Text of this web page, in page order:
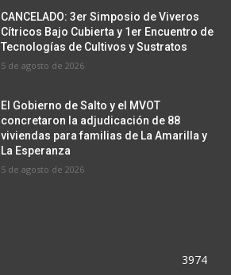
CANCELADO: 3er Simposio de Viveros
Cítricos Bajo Cubierta y 1er Encuentro de
Tecnologías de Cultivos y Sustratos
5 de agosto de 2026
El Gobierno de Salto y el MVOT
concretaron la adjudicación de 88
viviendas para familias de La Amarilla y
La Esperanza
5 de agosto de 2026
3974